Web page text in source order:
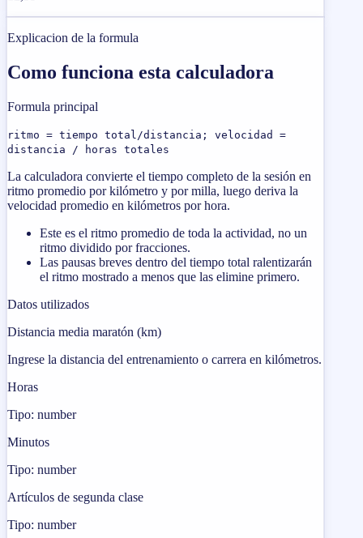
Explicacion de la formula
Como funciona esta calculadora
Formula principal
ritmo = tiempo total/distancia; velocidad =
distancia / horas totales
La calculadora convierte el tiempo completo de la sesión en
ritmo promedio por kilómetro y por milla, luego deriva la
velocidad promedio en kilómetros por hora.
Este es el ritmo promedio de toda la actividad, no un
ritmo dividido por fracciones.
Las pausas breves dentro del tiempo total ralentizarán
el ritmo mostrado a menos que las elimine primero.
Datos utilizados
Distancia media maratón (km)
Ingrese la distancia del entrenamiento o carrera en kilómetros.
Horas
Tipo: number
Minutos
Tipo: number
Artículos de segunda clase
Tipo: number